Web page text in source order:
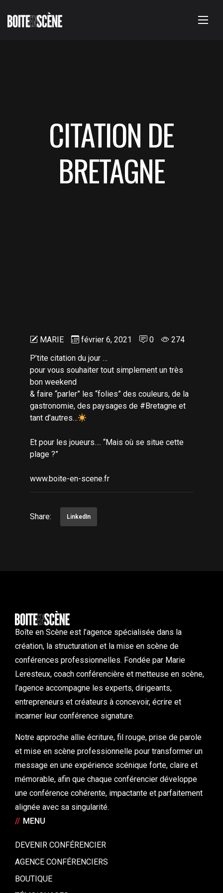
CITATION DE
BRETAGNE
MARIE février 6, 2021 0
274
P’tite citation du jour …
pour vous souhaiter tout simplement un très
bon weekend
& faire “parler” les “folies” des couleurs, de la
gastronomie, des paysages de #Bretagne et
tant d’autres…
Et pour les joueurs…. “Mais où se situe cette
plage ?”
www.boite-en-scene.fr
Share: LinkedIn
Boîte en Scène est l’agence spécialisée dans la
création, la structuration et la mise en scène de
conférences professionnelles. Fondée par Marie
Leresteux, coach conférencière et metteuse en scène,
l’agence accompagne les experts, dirigeants,
entrepreneurs et créateurs à concevoir, écrire et
incarner leur conférence signature.
Notre approche allie écriture, fil rouge, prise de parole
et mise en scène professionnelle pour transformer un
message en une expérience scénique forte, claire et
mémorable, afin que chaque conférencier développe
une conférence cohérente, impactante et parfaitement
alignée avec sa singularité.
// MENU
DEVENIR CONFÉRENCIER
AGENCE CONFÉRENCIERS
BOUTIQUE